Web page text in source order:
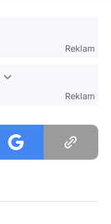
Reklam
Reklam